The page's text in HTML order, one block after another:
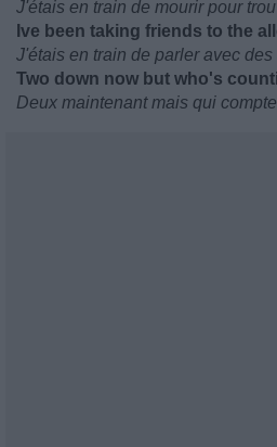
J'étais en train de mourir pour
Ive been taking friends to the
J'étais en train de parler avec
Two down now but who's
Deux maintenant mais qui